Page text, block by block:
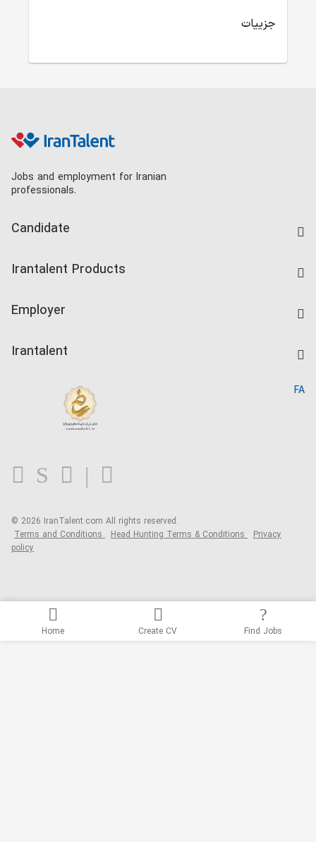
جزییات
Jobs and employment for Iranian
professionals.
Candidate
Companies Rate
Irantalent Products
Kardix
Employer
Irantalent
Blog
FA
© 2026 IranTalent.com All rights reserved.
Terms and Conditions Head Hunting Terms & Conditions Privacy
policy
Home Create CV Find Jobs